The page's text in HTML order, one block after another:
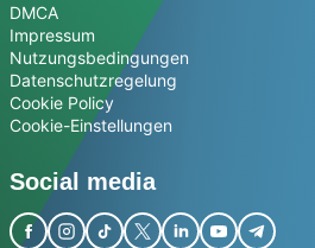
DMCA
Impressum
Nutzungsbedingungen
Datenschutzregelung
Cookie Policy
Cookie-Einstellungen
Social media